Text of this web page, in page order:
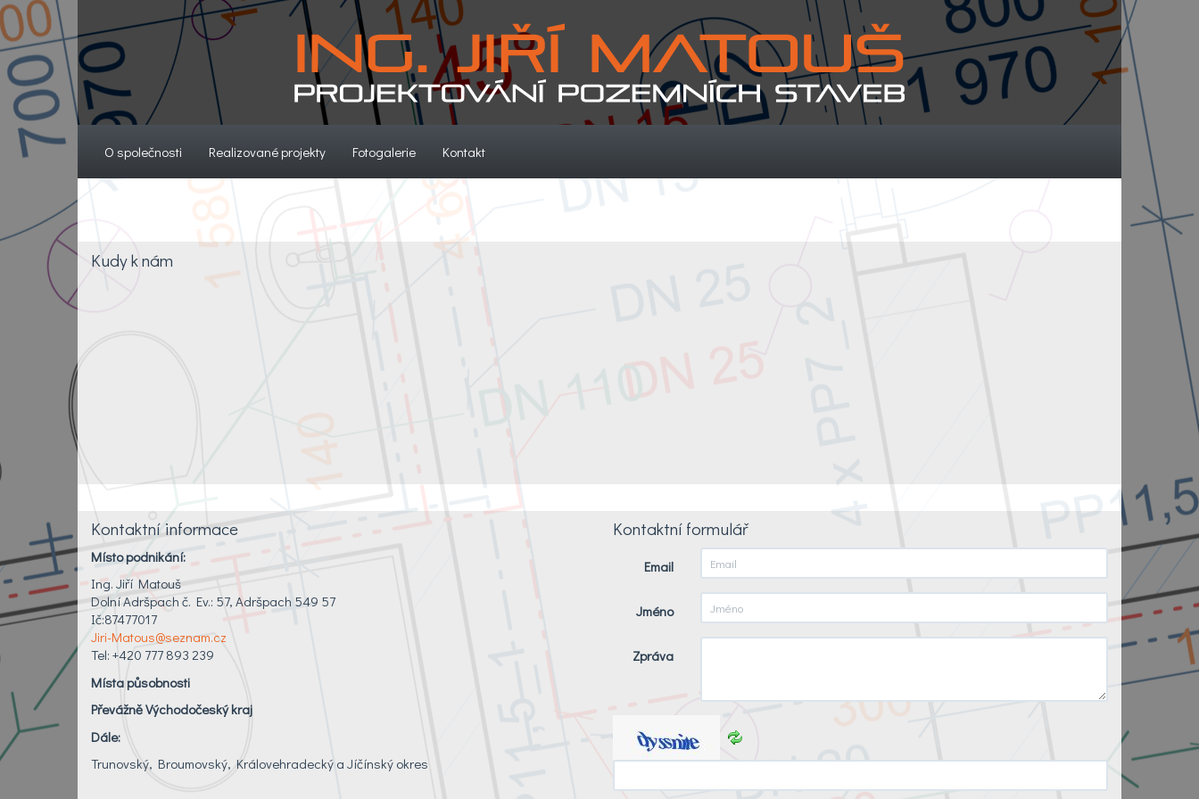
O společnosti (current)Realizované projekty(current)Fotogalerie(current)Kontakt(current)
Kudy k nám
Kontaktní informace
Místo podnikání:
Ing. Jiří Matouš
Dolní Adršpach č. Ev.: 57, Adršpach 549 57
Ič:87477017
Jiri-Matous@seznam.cz
Tel: +420 777 893 239
Místa působnosti
Převážně Východočeský kraj
Dále:
Trunovský, Broumovský, Královehradecký a Jíčínský okres
Kontaktní formulář
Email
Jméno
Zpráva